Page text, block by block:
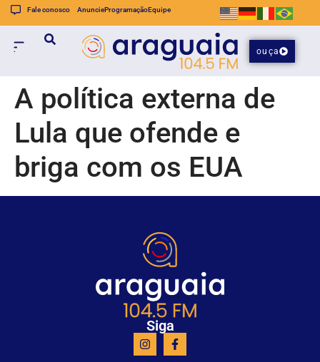
Fale conosco AnuncieProgramaçãoEquipe
ouça
A política externa de
Lula que ofende e
briga com os EUA
Siga